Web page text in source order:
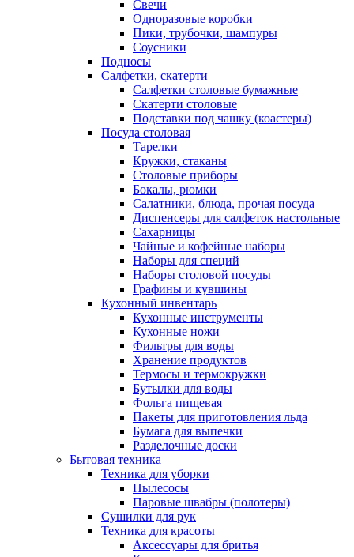
Свечи
Одноразовые коробки
Пики, трубочки, шампуры
Соусники
Подносы
Салфетки, скатерти
Салфетки столовые бумажные
Скатерти столовые
Подставки под чашку (коастеры)
Посуда столовая
Тарелки
Кружки, стаканы
Столовые приборы
Бокалы, рюмки
Салатники, блюда, прочая посуда
Диспенсеры для салфеток настольные
Сахарницы
Чайные и кофейные наборы
Наборы для специй
Наборы столовой посуды
Графины и кувшины
Кухонный инвентарь
Кухонные инструменты
Кухонные ножи
Фильтры для воды
Хранение продуктов
Термосы и термокружки
Бутылки для воды
Фольга пищевая
Пакеты для приготовления льда
Бумага для выпечки
Разделочные доски
Бытовая техника
Техника для уборки
Пылесосы
Паровые швабры (полотеры)
Сушилки для рук
Техника для красоты
Аксессуары для бритья